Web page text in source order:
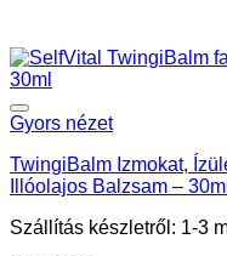
Gyors nézet
TwingiBalm Izmokat,
Illóolajos Balzsam – 30ml
Szállítás készletről: 1-3